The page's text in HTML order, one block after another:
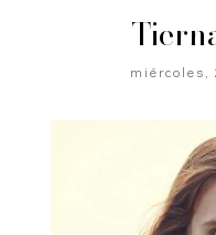
miércoles,